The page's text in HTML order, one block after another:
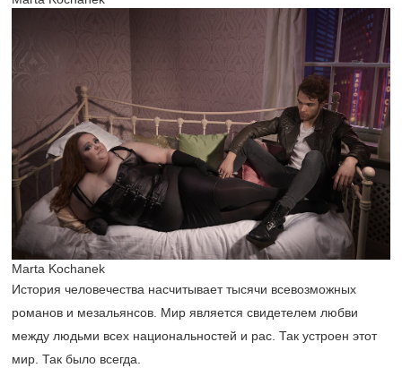
Marta Kochanek
История человечества насчитывает тысячи всевозможных
романов и мезальянсов. Мир является свидетелем любви
между людьми всех национальностей и рас. Так устроен этот
мир. Так было всегда.